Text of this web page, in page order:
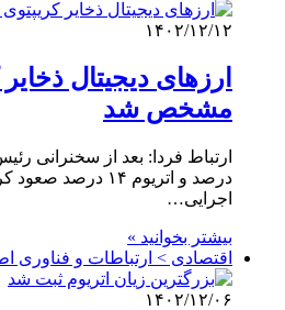
۱۴۰۲/۱۲/۱۲
ارزهای دیجیتال
مشخص شد
درصد و اتریوم ۱۴
اجرایی…
بیشتر بخوانید »
اقتصادی > ارتباطات و فناوری
۱۴۰۲/۱۲/۰۶